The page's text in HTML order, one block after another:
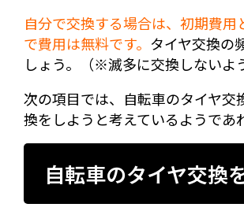
自分で交換する場合は、初期費
で費用は無料です。 タイヤ交換の
しょう。（※滅多に交換しないよ
次の項目では、自転車のタイヤ
換をしようと考えているようであ
自転車のタイヤ交換